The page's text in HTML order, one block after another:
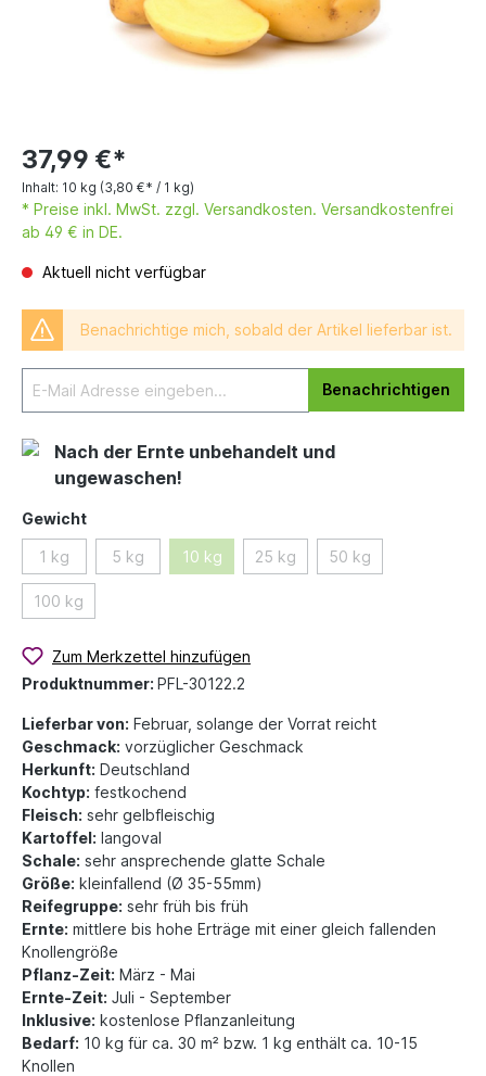
37,99 €*
Inhalt: 10 kg (3,80 €* / 1 kg)
* Preise inkl. MwSt. zzgl. Versandkosten. Versandkostenfrei
ab 49 € in DE.
Aktuell nicht verfügbar
Benachrichtige mich, sobald der Artikel lieferbar ist.
Benachrichtigen
Nach der Ernte unbehandelt und
ungewaschen!
Gewicht
1 kg 5 kg 10 kg 25 kg 50 kg
100 kg
Zum Merkzettel hinzufügen
Produktnummer: PFL-30122.2
Lieferbar von: Februar, solange der Vorrat reicht
Geschmack: vorzüglicher Geschmack
Herkunft: Deutschland
Kochtyp: festkochend
Fleisch: sehr gelbfleischig
Kartoffel: langoval
Schale: sehr ansprechende glatte Schale
Größe: kleinfallend (Ø 35-55mm)
Reifegruppe: sehr früh bis früh
Ernte: mittlere bis hohe Erträge mit einer gleich fallenden
Knollengröße
Pflanz-Zeit: März - Mai
Ernte-Zeit: Juli - September
Inklusive: kostenlose Pflanzanleitung
Bedarf: 10 kg für ca. 30 m² bzw. 1 kg enthält ca. 10-15
Knollen